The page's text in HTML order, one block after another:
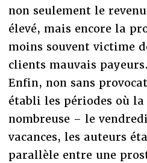
non seulement le
élevé, mais encore la
moins souvent victime
clients mauvais payeurs.
Enfin, non sans
établi les périodes où
nombreuse – le
vacances, les auteurs
parallèle entre une